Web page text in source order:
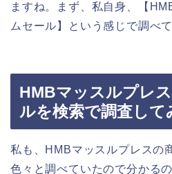
ますね。まず、私自身、【
ムセール】という感じで調べ
HMBマッスルプレ
ルを検索で調査して
私も、HMBマッスルプレスの
色々と調べていたので分かる